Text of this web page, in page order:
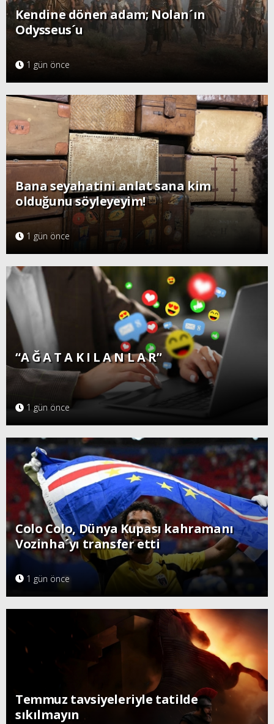
Kendine dönen adam; Nolan´ın
Odysseus´u
1 gün önce
Bana seyahatini anlat sana kim
olduğunu söyleyeyim!
1 gün önce
“A Ğ A T A K I L A N L A R”
1 gün önce
Colo Colo, Dünya Kupası kahramanı
Vozinha´yı transfer etti
1 gün önce
Temmuz tavsiyeleriyle tatilde
sıkılmayın